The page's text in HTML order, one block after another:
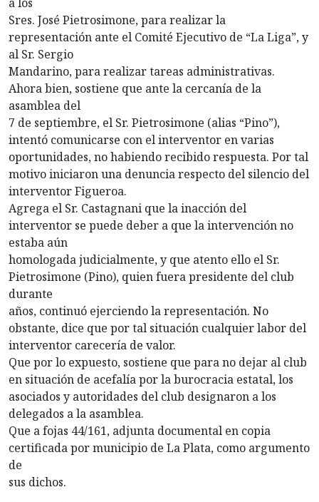
Sres. José Pietrosimone, para realizar la
representación ante el Comité Ejecutivo de “La Liga”, y
al Sr. Sergio
Mandarino, para realizar tareas administrativas.
Ahora bien, sostiene que ante la cercanía de la
asamblea del
7 de septiembre, el Sr. Pietrosimone (alias “Pino”),
intentó comunicarse con el interventor en varias
oportunidades, no habiendo recibido respuesta. Por tal
motivo iniciaron una denuncia respecto del silencio del
interventor Figueroa.
Agrega el Sr. Castagnani que la inacción del
interventor se puede deber a que la intervención no
estaba aún
homologada judicialmente, y que atento ello el Sr.
Pietrosimone (Pino), quien fuera presidente del club
durante
años, continuó ejerciendo la representación. No
obstante, dice que por tal situación cualquier labor del
interventor carecería de valor.
Que por lo expuesto, sostiene que para no dejar al club
en situación de acefalía por la burocracia estatal, los
asociados y autoridades del club designaron a los
delegados a la asamblea.
Que a fojas 44/161, adjunta documental en copia
certificada por municipio de La Plata, como argumento
de
sus dichos.